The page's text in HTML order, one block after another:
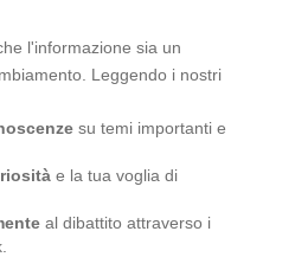
l'informazione sia un
Leggendo i nostri
su temi importanti e
e la tua voglia di
al dibattito attraverso i